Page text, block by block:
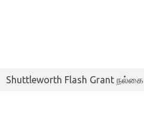
Shuttleworth Flash Grant நல்கை